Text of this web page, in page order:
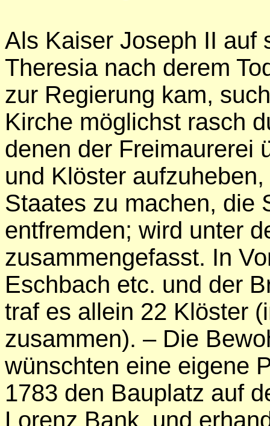
Als Kaiser Joseph II auf
Theresia nach derem
zur Regierung kam,
Kirche möglichst rasch
denen der Freimaurerei
und Klöster
Staates zu machen, die
entfremden; wird unter
zusammengefasst. In
Eschbach etc. und der
traf es allein 22 Klöster
zusammen). – Die
wünschten eine eigene
1783 den Bauplatz auf
Lorenz Bank, und